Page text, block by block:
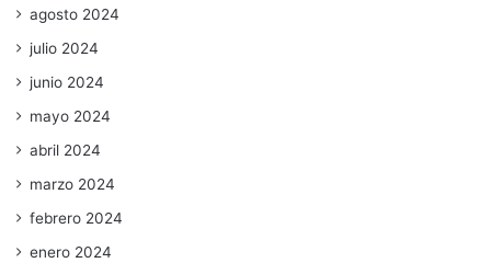
agosto 2024
julio 2024
junio 2024
mayo 2024
abril 2024
marzo 2024
febrero 2024
enero 2024